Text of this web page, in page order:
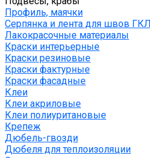
Профиль, маячки
Серпянка и лента для швов ГКЛ
Лакокрасочные материалы
Краски интерьерные
Краски резиновые
Краски фактурные
Краски фасадные
Клеи
Клеи акриловые
Клеи полиуритановые
Крепеж
Дюбель-гвозди
Дюбеля для теплоизоляции